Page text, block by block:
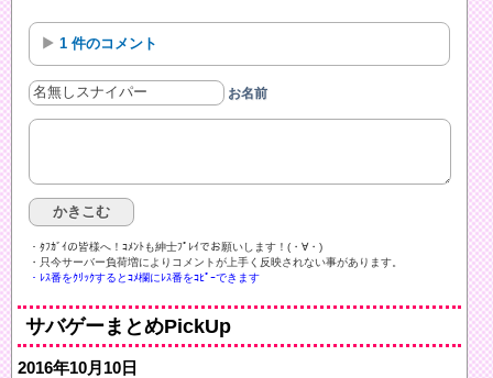
1 件のコメント
お名前
・ﾀﾌｶﾞｲの皆様へ！ｺﾒﾝﾄも紳士ﾌﾟﾚｲでお願いします！(・∀・)ゞ
・只今サーバー負荷増によりコメントが上手く反映されない事があります。
・ﾚｽ番をｸﾘｯｸするとｺﾒ欄にﾚｽ番をｺﾋﾟｰできます
サバゲーまとめPickUp
2016年10月10日